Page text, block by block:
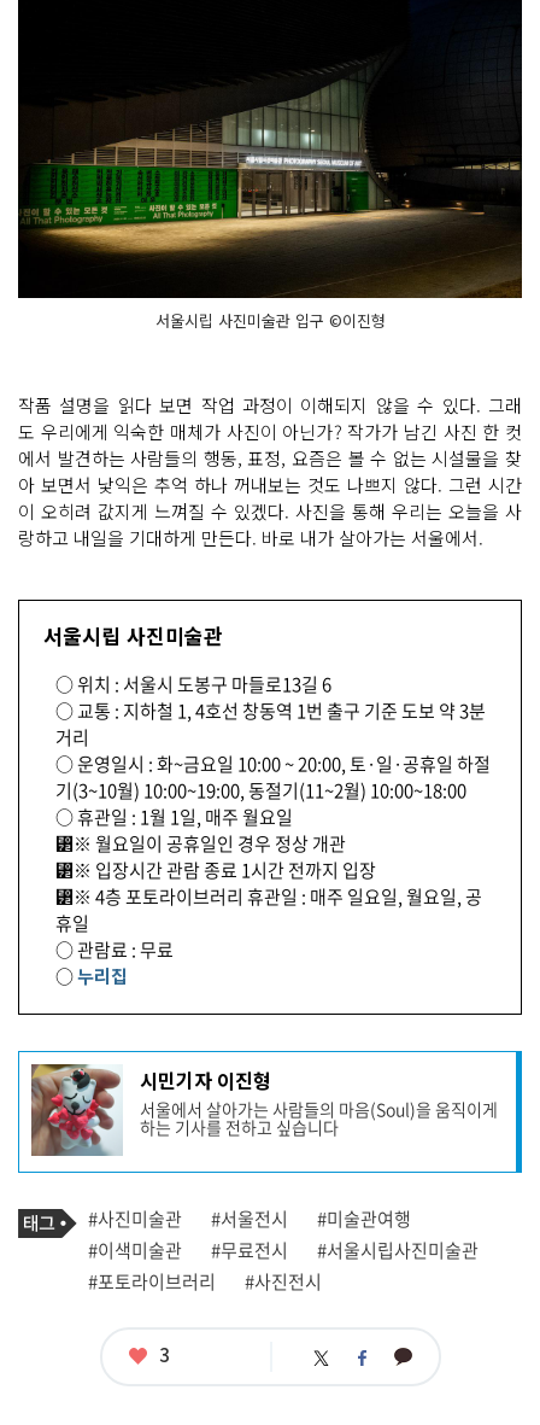
서울시립 사진미술관 입구 ©이진형
작품 설명을 읽다 보면 작업 과정이 이해되지 않을 수 있다. 그래
도 우리에게 익숙한 매체가 사진이 아닌가? 작가가 남긴 사진 한 컷
에서 발견하는 사람들의 행동, 표정, 요즘은 볼 수 없는 시설물을 찾
아 보면서 낯익은 추억 하나 꺼내보는 것도 나쁘지 않다. 그런 시간
이 오히려 값지게 느껴질 수 있겠다. 사진을 통해 우리는 오늘을 사
랑하고 내일을 기대하게 만든다. 바로 내가 살아가는 서울에서.
서울시립 사진미술관
○ 위치 : 서울시 도봉구 마들로13길 6
○ 교통 : 지하철 1, 4호선 창동역 1번 출구 기준 도보 약 3분
거리
○ 운영일시 : 화~금요일 10:00 ~ 20:00, 토·일·공휴일 하절
기(3~10월) 10:00~19:00, 동절기(11~2월) 10:00~18:00
○ 휴관일 : 1월 1일, 매주 월요일
⁲※ 월요일이 공휴일인 경우 정상 개관
⁲※ 입장시간 관람 종료 1시간 전까지 입장
⁲※ 4층 포토라이브러리 휴관일 : 매주 일요일, 월요일, 공
휴일
○ 관람료 : 무료
○누리집
기
사
작
성
자
프
필
시민기자 이진형
서울에서 살아가는 사람들의 마음(Soul)을 움직이게
하는 기사를 전하고 싶습니다
기
사
관
련
태
태
그
#사진미술관 #서울전시
#미술관여행
#이색미술관
#무료전시
#서울시립사진미술관
#포토라이브러리
#사진전시
좋
3 트 페 카